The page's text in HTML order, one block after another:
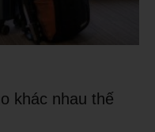
khác nhau thế